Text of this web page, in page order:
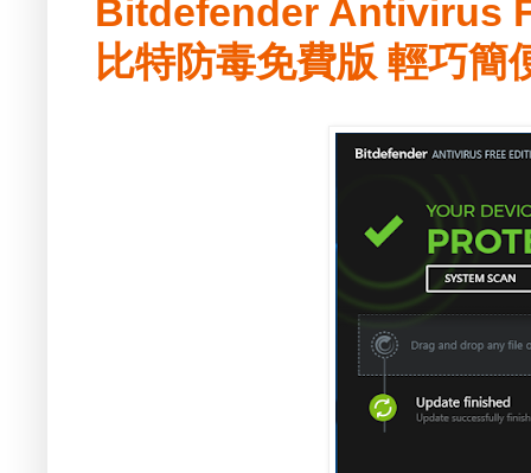
Bitdefender Antivirus
比特防毒免費版 輕巧簡